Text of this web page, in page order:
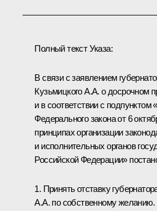
Полный текст Указа:
В связи с заявлением
Кузьмицкого A.A. о досрочном
и в соответствии с подпунктом
Федерального закона от 6
принципах организации
и исполнительных органов
Российской Федерации»
1. Принять отставку
A.A. по собственному желанию.